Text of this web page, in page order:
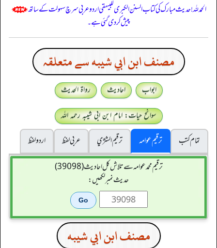
الحمدللہ! حدیث مبارک کی کتاب السنن الكبرى للبيهقي اردو عربی سرچ سہولت کے ساتھ
پیش کر دی گئی ہے۔
مصنف ابن ابي شيبه سے متعلقہ
ابواب احادیث
رواۃ الحدیث
سوانح حیات: امام ابن ابی شیبہ رحمہ اللہ
تمام کتب
ترقیم عوامہ ترقيم الشژي عربی لفظ
اردو لفظ
ترقیم محمدعوامہ سے تلاش کل احادیث (39098)
حدیث نمبر لکھیں:
مصنف ابن ابي شيبه